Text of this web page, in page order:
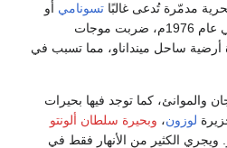
مدمّرة تُدعى غالبًا تسونامي أو
الموجات البحرية الزلزالية. ففي عام 1976م، ضربت موجات
ساحل مينداناو، مما تسبب في
والموانئ، كما توجد فيها بحيرات
لوزون، وبحيرة سلطان ألونتو
ويجري الكثير من الأنهار فقط في